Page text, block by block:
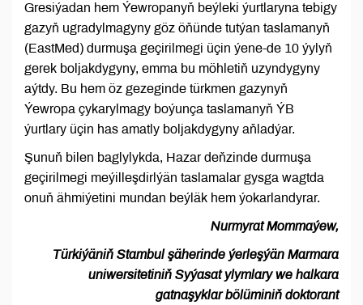
Gresiýadan hem Ýewropanyň beýleki ýurtlaryna tebigy
gazyň ugradylmagyny göz öňünde tutýan taslamanyň
(EastMed) durmuşa geçirilmegi üçin ýene-de 10 ýylyň
gerek boljakdygyny, emma bu möhletiň uzyndygyny
aýtdy. Bu hem öz gezeginde türkmen gazynyň
Ýewropa çykarylmagy boýunça taslamanyň ÝB
ýurtlary üçin has amatly boljakdygyny aňladýar.
Şunuň bilen baglylykda, Hazar deňzinde durmuşa
geçirilmegi meýilleşdirlýän taslamalar gysga wagtda
onuň ähmiýetini mundan beýläk hem ýokarlandyrar.
Nurmyrat Mommaýew,
Türkiýäniň Stambul şäherinde ýerleşýän Marmara
uniwersitetiniň Syýasat ylymlary we halkara
gatnaşyklar bölüminiň doktorant